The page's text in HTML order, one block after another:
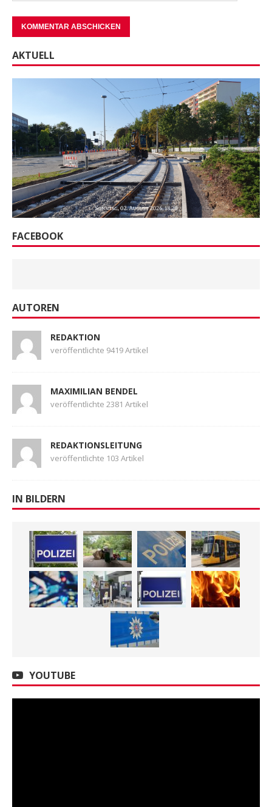
AKTUELL
FACEBOOK
AUTOREN
REDAKTION
veröffentlichte 9419 Artikel
MAXIMILIAN BENDEL
veröffentlichte 2381 Artikel
REDAKTIONSLEITUNG
veröffentlichte 103 Artikel
IN BILDERN
YOUTUBE